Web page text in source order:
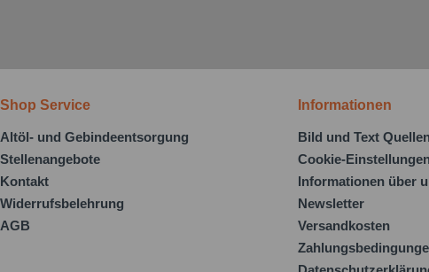
Shop Service
Altöl- und Gebindeentsorgung
Stellenangebote
Kontakt
Widerrufsbelehrung
AGB
Informationen
Bild und Text
Cookie-
Informationen über
Newsletter
Versandkosten